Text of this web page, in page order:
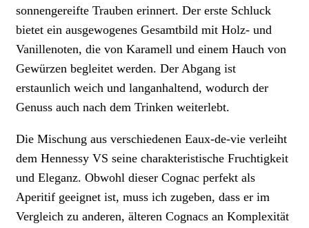
sonnengereifte Trauben erinnert. Der erste Schluck
bietet ein ausgewogenes Gesamtbild mit Holz- und
Vanillenoten, die von Karamell und einem Hauch von
Gewürzen begleitet werden. Der Abgang ist
erstaunlich weich und langanhaltend, wodurch der
Genuss auch nach dem Trinken weiterlebt.
Die Mischung aus verschiedenen Eaux-de-vie verleiht
dem Hennessy VS seine charakteristische Fruchtigkeit
und Eleganz. Obwohl dieser Cognac perfekt als
Aperitif geeignet ist, muss ich zugeben, dass er im
Vergleich zu anderen, älteren Cognacs an Komplexität